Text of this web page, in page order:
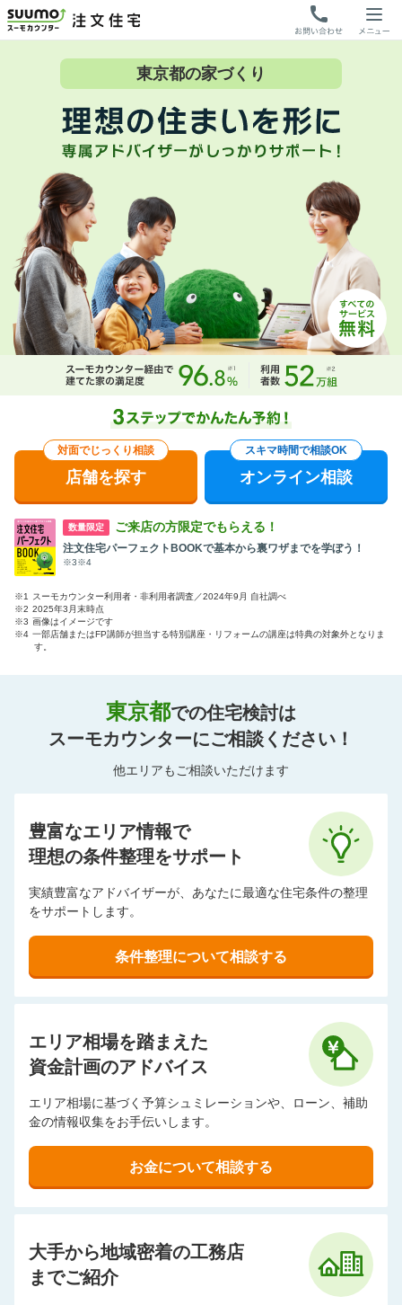
東京都の家づくり
対面でじっくり相談
店舗を探す
スキマ時間で相談OK
オンライン相談
数量限定 ご来店の方限定でもらえる！
注文住宅パーフェクトBOOKで基本から裏ワザまでを学ぼう！
※3※4
※1
スーモカウンター利用者・非利用者調査／2024年9月 自社調べ
※2 2025年3月末時点
※3 画像はイメージです
※4 一部店舗またはFP講師が担当する特別講座・リフォームの講座は特典の対象外となりま
す。
東京都での住宅検討は
スーモカウンターにご相談ください！
他エリアもご相談いただけます
豊富なエリア情報で
理想の条件整理をサポート
実績豊富なアドバイザーが、あなたに最適な住宅条件の整理
をサポートします。
条件整理について相談する
エリア相場を踏まえた
資金計画のアドバイス
エリア相場に基づく予算シュミレーションや、ローン、補助
金の情報収集をお手伝いします。
お金について相談する
大手から地域密着の工務店
までご紹介